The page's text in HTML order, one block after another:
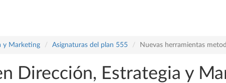
y Marketing Asignaturas del plan 555 Nuevas herramientas
Dirección, Estrategia y